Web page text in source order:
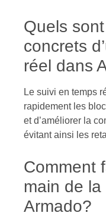
Quels
concrets
réel dans
Le suivi en temps
rapidement les
et d’améliorer la
évitant ainsi les
Comment
main de
Armado?